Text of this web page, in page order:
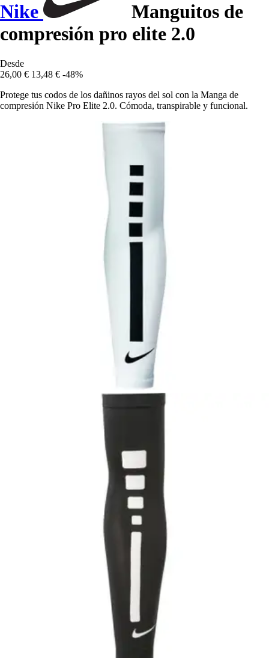
Nike
Manguitos de
compresión pro elite 2.0
Desde
26,00 € 13,48 € -48%
Protege tus codos de los dañinos rayos del sol con la Manga de
compresión Nike Pro Elite 2.0. Cómoda, transpirable y funcional.